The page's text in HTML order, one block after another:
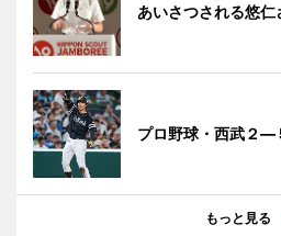
あいさつされる悠仁
プロ野球・西武２―
もっと見る